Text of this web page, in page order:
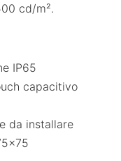
cd/m².
IP65
capacitivo
da installare